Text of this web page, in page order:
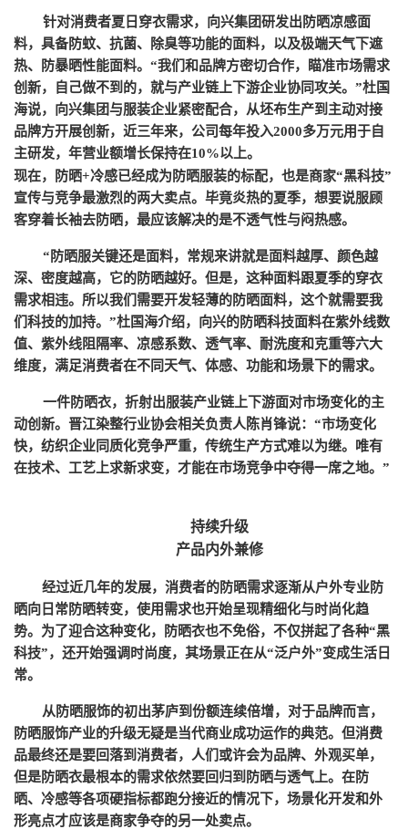
针对消费者夏日穿衣需求，向兴集团研发出防晒凉感面
料，具备防蚊、抗菌、除臭等功能的面料，以及极端天气下遮
热、防暴晒性能面料。 “我们和品牌方密切合作，瞄准市场需求
创新，自己做不到的，就与产业链上下游企业协同攻关。”杜国
海说，向兴集团与服装企业紧密配合，从坯布生产到主动对接
品牌方开展创新，近三年来，公司每年投入2000多万元用于自
主研发，年营业额增长保持在10%以上。
现在，防晒+冷感已经成为防晒服装的标配，也是商家“黑科技”
宣传与竞争最激烈的两大卖点。毕竟炎热的夏季，想要说服顾
客穿着长袖去防晒，最应该解决的是不透气性与闷热感。
“防晒服关键还是面料，常规来讲就是面料越厚、颜色越
深、密度越高，它的防晒越好。但是，这种面料跟夏季的穿衣
需求相违。所以我们需要开发轻薄的防晒面料，这个就需要我
们科技的加持。”杜国海介绍，向兴的防晒科技面料在紫外线数
值、紫外线阻隔率、凉感系数、透气率、耐洗度和克重等六大
维度，满足消费者在不同天气、体感、功能和场景下的需求。
一件防晒衣，折射出服装产业链上下游面对市场变化的主
动创新。晋江染整行业协会相关负责人陈肖锋说： “市场变化
快，纺织企业同质化竞争严重，传统生产方式难以为继。唯有
在技术、工艺上求新求变，才能在市场竞争中夺得一席之地。”
持续升级
产品内外兼修
经过近几年的发展，消费者的防晒需求逐渐从户外专业防
晒向日常防晒转变，使用需求也开始呈现精细化与时尚化趋
势。为了迎合这种变化，防晒衣也不免俗，不仅拼起了各种“黑
科技”，还开始强调时尚度，其场景正在从“泛户外”变成生活日
常。
从防晒服饰的初出茅庐到份额连续倍增，对于品牌而言，
防晒服饰产业的升级无疑是当代商业成功运作的典范。但消费
品最终还是要回落到消费者，人们或许会为品牌、外观买单，
但是防晒衣最根本的需求依然要回归到防晒与透气上。在防
晒、冷感等各项硬指标都跑分接近的情况下，场景化开发和外
形亮点才应该是商家争夺的另一处卖点。